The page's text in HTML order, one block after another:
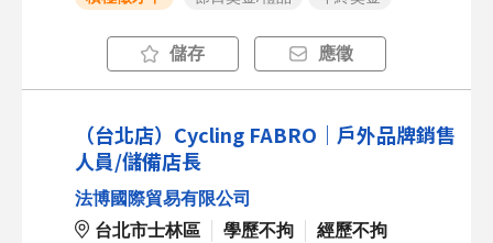
儲存 應徵
（台北店）Cycling FABRO｜戶外品牌銷售
人員/儲備店長
法博國際貿易有限公司
台北市士林區
學歷不拘
經歷不拘